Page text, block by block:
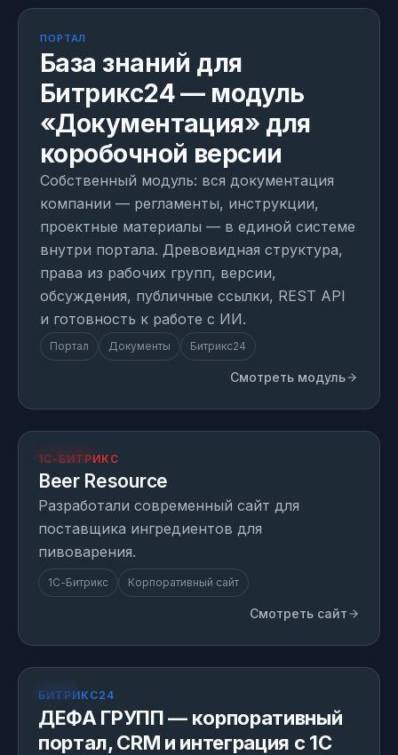
ПОРТАЛ
База знаний для
Битрикс24 — модуль
«Документация» для
коробочной версии
Собственный модуль: вся документация
компании — регламенты, инструкции,
проектные материалы — в единой системе
внутри портала. Древовидная структура,
права из рабочих групп, версии,
обсуждения, публичные ссылки, REST API
и готовность к работе с ИИ.
Портал Документы Битрикс24
Смотреть модуль
ПРОЕКТ
resource.beer
1С-БИТРИКС
Beer Resource
Разработали современный сайт для
поставщика ингредиентов для
пивоварения.
1С-Битрикс Корпоративный сайт
Смотреть сайт
КЕЙС
БИТРИКС24
ДЕФА ГРУПП — корпоративный
портал, CRM и интеграция с 1С